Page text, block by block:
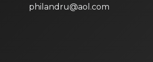
philandru@aol.com